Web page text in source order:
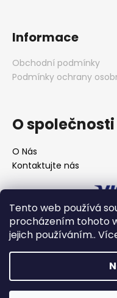
Tento web používá
procházením tohoto
jejich používáním..
Informace
Obchodní podmínky
Podmínky ochrany
O společnosti
O Nás
Kontaktujte nás